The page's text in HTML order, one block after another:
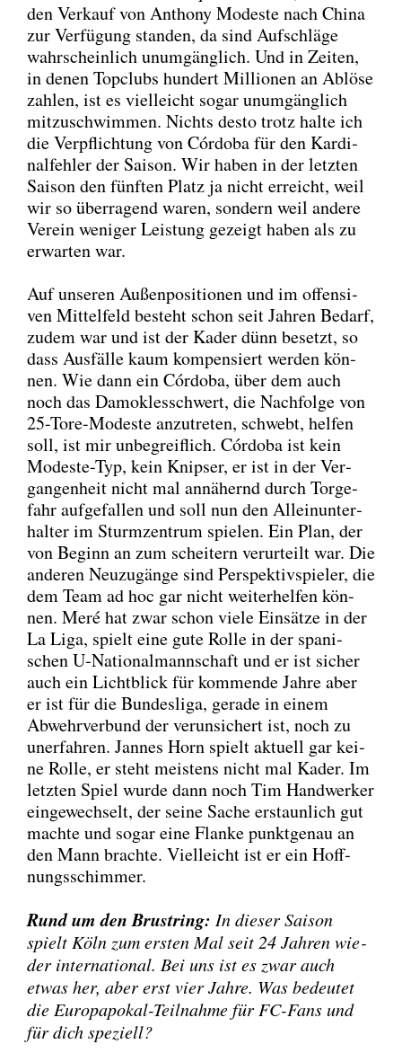
den Ver­kauf von Antho­ny Mode­s­te nach Chi­na
zur Ver­fü­gung stan­den, da sind Auf­schlä­ge
wahr­schein­lich unum­gäng­lich. Und in Zei­ten,
in denen Top­clubs hun­dert Mil­lio­nen an Ablö­se
zah­len, ist es viel­leicht sogar unum­gäng­lich
mit­zu­schwim­men. Nichts des­to trotz hal­te ich
die Ver­pflich­tung von Cór­do­ba für den Kar­di­
nal­feh­ler der Sai­son. Wir haben in der letz­ten
Sai­son den fünf­ten Platz ja nicht erreicht, weil
wir so über­ra­gend waren, son­dern weil ande­re
Ver­ein weni­ger Leis­tung gezeigt haben als zu
erwar­ten war.
Auf unse­ren Außen­po­si­tio­nen und im offen­si­
ven Mit­tel­feld besteht schon seit Jah­ren Bedarf,
zudem war und ist der Kader dünn besetzt, so
dass Aus­fäl­le kaum kom­pen­siert wer­den kön­
nen. Wie dann ein Cór­do­ba, über dem auch
noch das Damo­kles­schwert, die Nach­fol­ge von
25-Tore-Mode­s­te anzu­tre­ten, schwebt, hel­fen
soll, ist mir unbe­greif­lich. Cór­do­ba ist kein
Mode­s­te-Typ, kein Knip­ser, er ist in der Ver­
gan­gen­heit nicht mal annä­hernd durch Tor­ge­
fahr auf­ge­fal­len und soll nun den Allein­un­ter­
hal­ter im Sturm­zen­trum spie­len. Ein Plan, der
von Beginn an zum schei­tern ver­ur­teilt war. Die
ande­ren Neu­zu­gän­ge sind Per­spek­tiv­spie­ler, die
dem Team ad hoc gar nicht wei­ter­hel­fen kön­
nen. Meré hat zwar schon vie­le Ein­sät­ze in der
La Liga, spielt eine gute Rol­le in der spa­ni­
schen U‑Nationalmannschaft und er ist sicher
auch ein Licht­blick für kom­men­de Jah­re aber
er ist für die Bun­des­li­ga, gera­de in einem
Abwehr­ver­bund der ver­un­si­chert ist, noch zu
uner­fah­ren. Jan­nes Horn spielt aktu­ell gar kei­
ne Rol­le, er steht meis­tens nicht mal Kader. Im
letz­ten Spiel wur­de dann noch Tim Hand­wer­ker
ein­ge­wech­selt, der sei­ne Sache erstaun­lich gut
mach­te und sogar eine Flan­ke punkt­ge­nau an
den Mann brach­te. Viel­leicht ist er ein Hoff­
nungs­schim­mer.
Rund um den Brust­ring: In die­ser Sai­son
spielt Köln zum ers­ten Mal seit 24 Jah­ren wie­
der inter­na­tio­nal. Bei uns ist es zwar auch
etwas her, aber erst vier Jah­re. Was bedeu­tet
die Euro­pa­po­kal-Teil­nah­me für FC-Fans und
für dich spe­zi­ell?